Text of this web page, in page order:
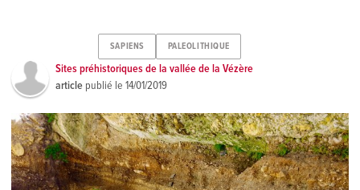
SAPIENS PALEOLITHIQUE
Sites préhistoriques de la vallée de la Vézère
article publié le14/01/2019